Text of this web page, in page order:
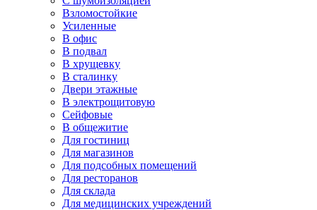
Взломостойкие
Усиленные
В офис
В подвал
В хрущевку
В сталинку
Двери этажные
В электрощитовую
Сейфовые
В общежитие
Для гостиниц
Для магазинов
Для подсобных помещений
Для ресторанов
Для склада
Для медицинских учреждений